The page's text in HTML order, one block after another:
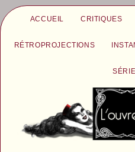
ACCUEIL CRITIQUES
RÉTROPROJECTIONS